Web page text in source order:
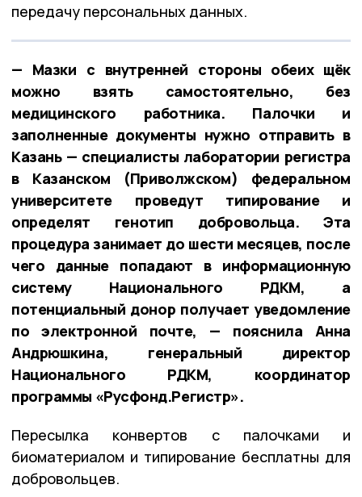
передачу персональных данных.
— Мазки с внутренней стороны обеих щёк
можно взять самостоятельно, без
медицинского работника. Палочки и
заполненные документы нужно отправить в
Казань — специалисты лаборатории регистра
в Казанском (Приволжском) федеральном
университете проведут типирование и
определят генотип добровольца. Эта
процедура занимает до шести месяцев, после
чего данные попадают в информационную
систему Национального РДКМ, а
потенциальный донор получает уведомление
по электронной почте, — пояснила Анна
Андрюшкина, генеральный директор
Национального РДКМ, координатор
программы «Русфонд.Регистр».
Пересылка конвертов с палочками и
биоматериалом и типирование бесплатны для
добровольцев.